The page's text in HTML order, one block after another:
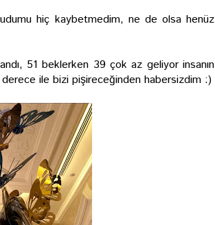
hiç kaybetmedim, ne de olsa henüz
51 beklerken 39 çok az geliyor insanın
derece ile bizi pişireceğinden habersizdim :)